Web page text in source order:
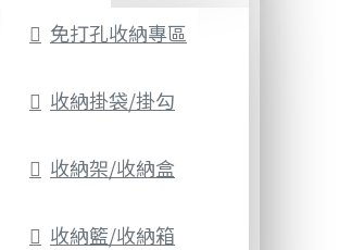
免打孔收納專區
收納掛袋/掛勾
收納架/收納盒
收納籃/收納箱